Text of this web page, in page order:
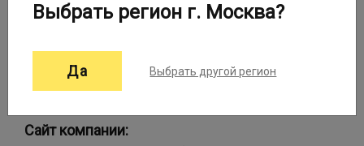
Контактные данные:
Сайт компании:
Выбрать регион г. Москва?
Да Выбрать другой регион